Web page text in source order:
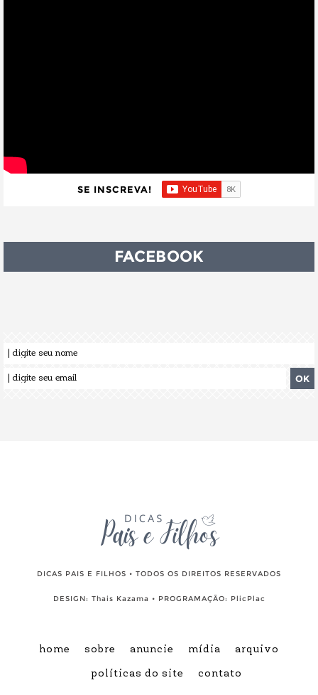
SE INSCREVA!
FACEBOOK
DICAS PAIS E FILHOS • TODOS OS DIREITOS RESERVADOS
DESIGN: Thais Kazama • PROGRAMAÇÃO: PlicPlac
home sobre anuncie mídia arquivo
políticas do site contato